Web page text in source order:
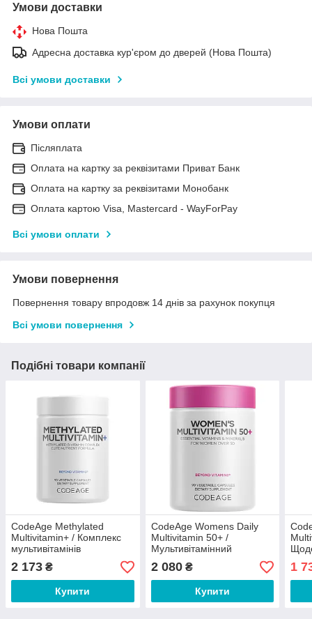
Умови доставки
Нова Пошта
Адресна доставка кур'єром до дверей (Нова Пошта)
Всі умови доставки
Умови оплати
Післяплата
Оплата на картку за реквізитами Приват Банк
Оплата на картку за реквізитами Монобанк
Оплата картою Visa, Mastercard - WayForPay
Всі умови оплати
Умови повернення
Повернення товару впродовж 14 днів за рахунок покупця
Всі умови повернення
Подібні товари компанії
CodeAge Methylated
Multivitamin+ / Комплекс
мультивітамінів
метильованих 90 капсул
2 173 ₴
Купити
CodeAge Womens Daily
Multivitamin 50+ /
Мультивітамінний
комплекс для жінок віком
від 50 років 90 капсул
2 080₴
Купити
для
30
1